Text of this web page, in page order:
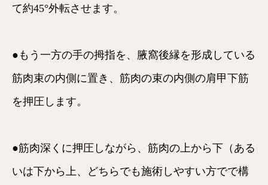
て約45°外転させます。
●もう一方の手の拇指を、腋窩後縁を形成している
筋肉束の内側に置き、筋肉の束の内側の肩甲下筋
を押圧します。
●筋肉深くに押圧しながら、筋肉の上から下（ある
いは下から上、どちらでも施術しやすい方でで構